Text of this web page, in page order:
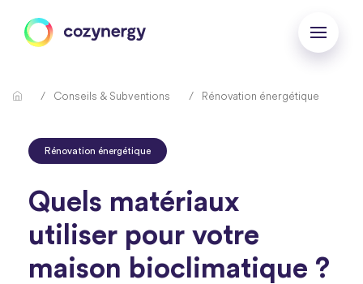
Conseils & Subventions Rénovation énergétique
Rénovation énergétique
Quels matériaux
utiliser pour votre
maison bioclimatique ?